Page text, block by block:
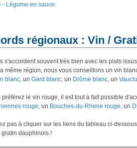
- Légume en sauce.
régionaux : Vin /
s'accordent souvent très bien avec les plats
même région, nous vous conseillons un vin
blanc, un Gard blanc, un Drôme blanc, un
préférez le vin rouge, il est tout à fait possible
rouge, un Bouches-du-Rhone rouge, un
pas à cliquer sur les liens du tableau ci-
gratin dauphinois !